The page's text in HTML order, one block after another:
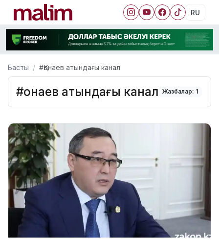
RU
Басты #Қонаев атындағы канал
#Қонаев атындағы канал Жазбалар: 1